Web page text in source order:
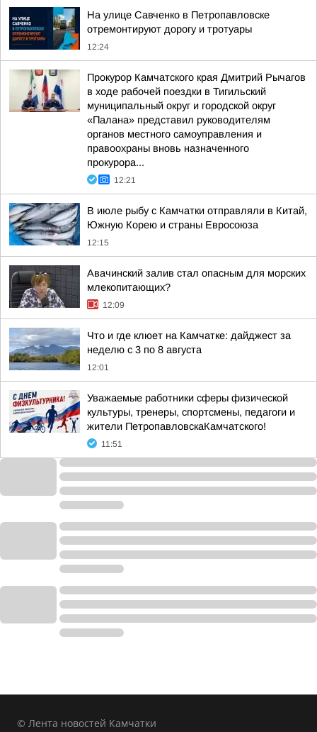
На улице Савченко в Петропавловске
отремонтируют дорогу и тротуары
12:24
Прокурор Камчатского края Дмитрий Рычагов
в ходе рабочей поездки в Тигильский
муниципальный округ и городской округ
«Палана» представил руководителям
органов местного самоуправления и
правоохраны вновь назначенного
прокурора...
12:21
В июле рыбу с Камчатки отправляли в Китай,
Южную Корею и страны Евросоюза
12:15
Авачинский залив стал опасным для морских
млекопитающих?
12:09
Что и где клюет на Камчатке: дайджест за
неделю с 3 по 8 августа
12:01
Уважаемые работники сферы физической
культуры, тренеры, спортсмены, педагоги и
жители ПетропавловскаКамчатского!
11:51
© Лента новостей Камчатки